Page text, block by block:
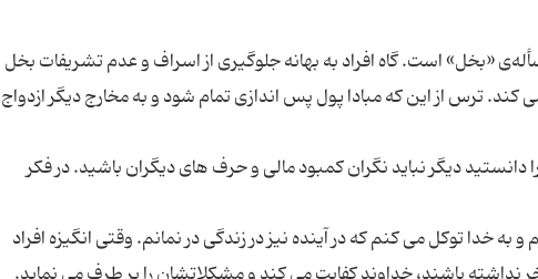
«بخل» است. گاه افراد به بهانه جلوگیری از اسراف و عدم تشریفات بخل
کند. ترس از این که مبادا پول پس اندازی تمام شود و به مخارج دیگر ازدواج
دیگر نباید نگران کمبود مالی و حرف های دیگران باشید. در فکر
توکل می کنم که در آینده نیز در زندگی در نمانم. وقتی انگیزه افراد